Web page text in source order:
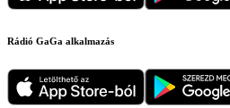
Rádió GaGa alkalmazás